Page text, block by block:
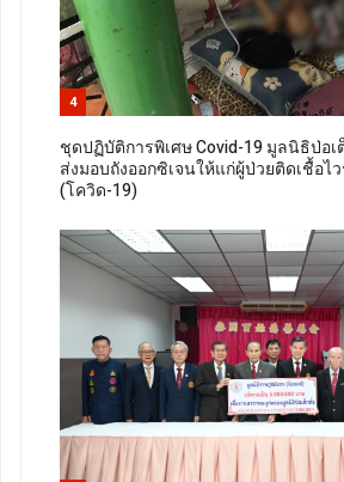
4
ชุดปฏิบัติการพิเศษ Covid-19 มูลนิธิป่อเ
ส่งมอบถังออกซิเจนให้แก่ผู้ป่วยติดเชื้อไ
(โควิด-19)